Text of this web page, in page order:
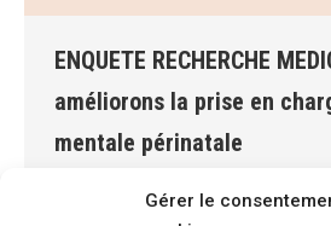
Gérer le
ENQUETE RECHERCHE
améliorons la prise en
mentale périnatale